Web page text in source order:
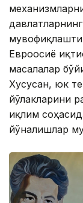
Евроосиё
масалалар
Хусусан, юк
йўлакларини
иқлим
йўналишлар